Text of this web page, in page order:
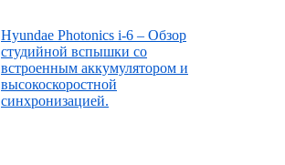
Hyundae Photonics i-6 – Обзор
студийной вспышки со
встроенным аккумулятором и
высокоскоростной
синхронизацией.